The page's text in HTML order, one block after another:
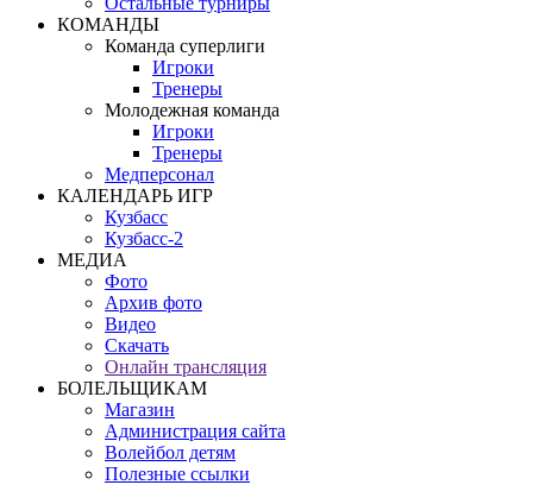
КОМАНДЫ
Команда суперлиги
Игроки
Тренеры
Молодежная команда
Игроки
Тренеры
Медперсонал
КАЛЕНДАРЬ ИГР
Кузбасс
Кузбасс-2
МЕДИА
Фото
Архив фото
Видео
Скачать
Онлайн трансляция
БОЛЕЛЬЩИКАМ
Магазин
Администрация сайта
Волейбол детям
Полезные ссылки